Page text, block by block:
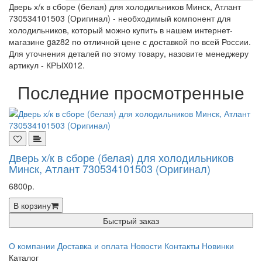
Дверь х/к в сборе (белая) для холодильников Минск, Атлант
730534101503 (Оригинал) - необходимый компонент для
холодильников, который можно купить в нашем интернет-
магазине gaz82 по отличной цене с доставкой по всей России.
Для уточнения деталей по этому товару, назовите менеджеру
артикул - КРЫХ012.
Последние просмотренные
Дверь х/к в сборе (белая) для холодильников
Минск, Атлант 730534101503 (Оригинал)
6800р.
В корзину
Быстрый заказ
О компании Доставка и оплата Новости Контакты Новинки
Каталог